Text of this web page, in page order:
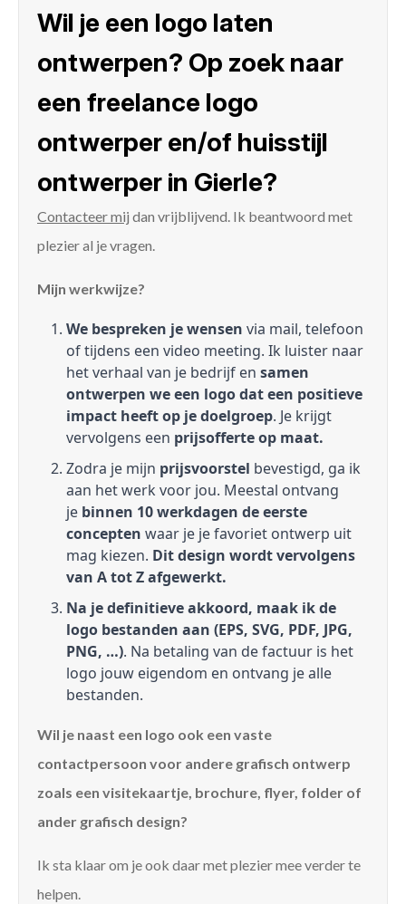
Wil je een logo laten
ontwerpen? Op zoek naar
een freelance logo
ontwerper en/of huisstijl
ontwerper in Gierle?
Contacteer mij dan vrijblijvend. Ik beantwoord met
plezier al je vragen.
Mijn werkwijze?
We bespreken je wensen via mail, telefoon
of tijdens een video meeting. Ik luister naar
het verhaal van je bedrijf en samen
ontwerpen we een logo dat een positieve
impact heeft op je doelgroep. Je krijgt
vervolgens een prijsofferte op maat.
Zodra je mijn prijsvoorstel bevestigd, ga ik
aan het werk voor jou. Meestal ontvang
je binnen 10 werkdagen de eerste
concepten waar je je favoriet ontwerp uit
mag kiezen. Dit design wordt vervolgens
van A tot Z afgewerkt.
Na je definitieve akkoord, maak ik de
logo bestanden aan (EPS, SVG, PDF, JPG,
PNG, …). Na betaling van de factuur is het
logo jouw eigendom en ontvang je alle
bestanden.
Wil je naast een logo ook een vaste
contactpersoon voor andere grafisch ontwerp
zoals een visitekaartje, brochure, flyer, folder of
ander grafisch design?
Ik sta klaar om je ook daar met plezier mee verder te
helpen.